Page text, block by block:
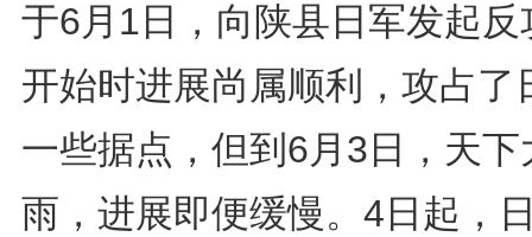
于6月1日，向陕县日军发起反
开始时进展尚属顺利，攻占了
一些据点，但到6月3日，天下
雨，进展即便缓慢。4日起，